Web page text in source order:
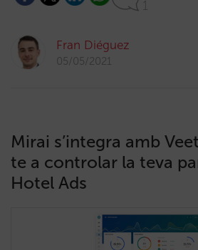
1
Fran Diéguez
05/05/2021
Mirai s’integra amb
te a controlar la teva
Hotel Ads